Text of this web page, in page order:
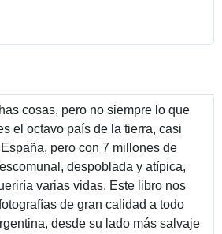
cosas, pero no siempre lo que
el octavo país de la tierra, casi
pero con 7 millones de
despoblada y atípica,
varias vidas. Este libro nos
de gran calidad a todo
desde su lado más salvaje